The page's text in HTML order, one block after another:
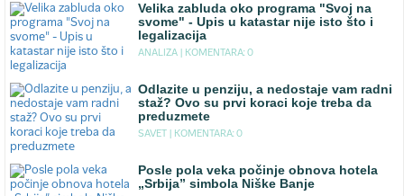
Velika zabluda oko programa "Svoj na
svome" - Upis u katastar nije isto što i
legalizacija
ANALIZA | KOMENTARA: 0
Odlazite u penziju, a nedostaje vam radni
staž? Ovo su prvi koraci koje treba da
preduzmete
SAVET | KOMENTARA: 0
Posle pola veka počinje obnova hotela
„Srbija” simbola Niške Banje